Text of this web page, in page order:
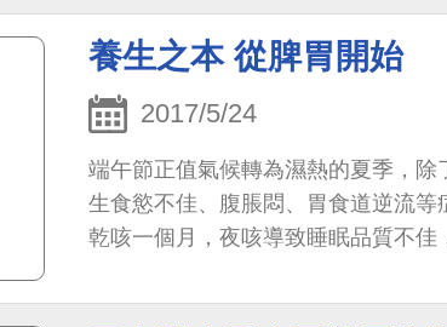
Bệnh viện thuộc Đại học Y dược
soi xâm lấn tối thiểu “”Phẫu thuật
ESD (Endoscopic Submucosal
養生之本 從脾胃開始
2017/5/24
端午節正值氣候轉為濕熱的夏季，
生食慾不佳、腹脹悶、胃食道逆流
乾咳一個月，夜咳導致睡眠品質不佳